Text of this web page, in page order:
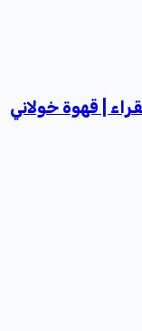
| قهوة خولاني